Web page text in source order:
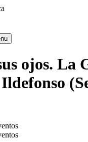
ojos. La